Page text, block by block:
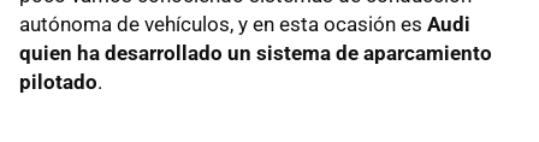
autónoma de vehículos, y en esta ocasión es Audi
quien ha desarrollado un sistema de aparcamiento
pilotado.